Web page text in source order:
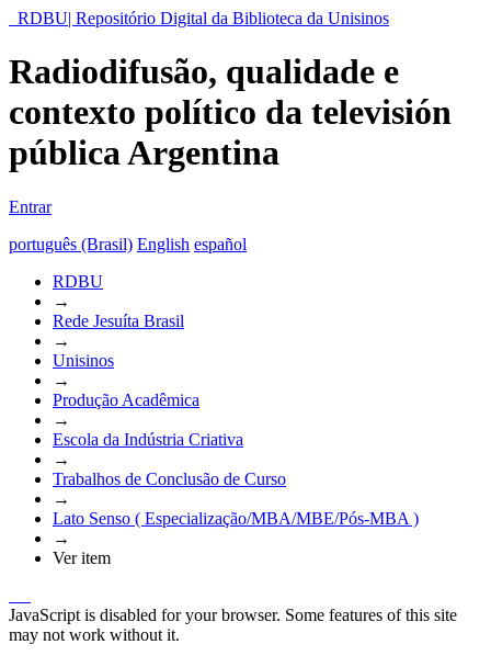
RDBU| Repositório Digital da Biblioteca da Unisinos
Radiodifusão, qualidade e
contexto político da televisión
pública Argentina
Entrar
português (Brasil) English español
RDBU
→
Rede Jesuíta Brasil
→
Unisinos
→
Produção Acadêmica
→
Escola da Indústria Criativa
→
Trabalhos de Conclusão de Curso
→
Lato Senso ( Especialização/MBA/MBE/Pós-MBA )
→
Ver item
JavaScript is disabled for your browser. Some features of this site
may not work without it.